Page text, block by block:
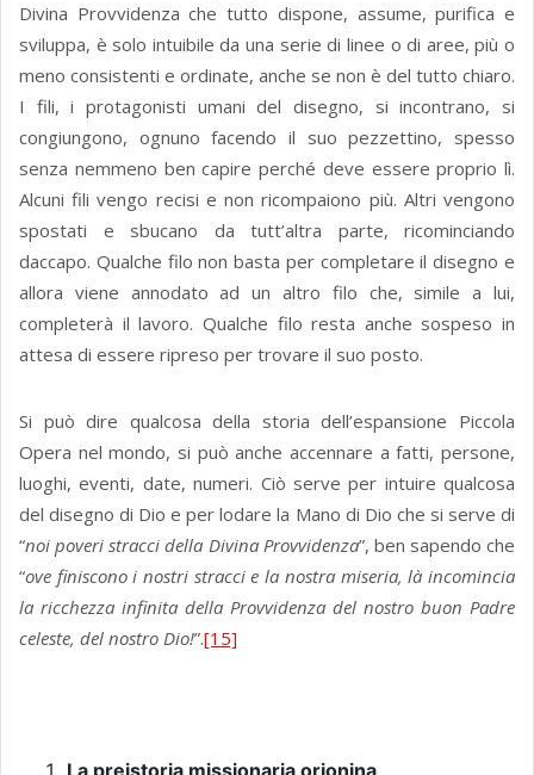
Divina Provvidenza che tutto dispone, assume, purifica e
sviluppa, è solo intuibile da una serie di linee o di aree, più o
meno consistenti e ordinate, anche se non è del tutto chiaro.
I fili, i protagonisti umani del disegno, si incontrano, si
congiungono, ognuno facendo il suo pezzettino, spesso
senza nemmeno ben capire perché deve essere proprio lì.
Alcuni fili vengo recisi e non ricompaiono più. Altri vengono
spostati e sbucano da tutt’altra parte, ricominciando
daccapo. Qualche filo non basta per completare il disegno e
allora viene annodato ad un altro filo che, simile a lui,
completerà il lavoro. Qualche filo resta anche sospeso in
attesa di essere ripreso per trovare il suo posto.
Si può dire qualcosa della storia dell’espansione Piccola
Opera nel mondo, si può anche accennare a fatti, persone,
luoghi, eventi, date, numeri. Ciò serve per intuire qualcosa
del disegno di Dio e per lodare la Mano di Dio che si serve di
“noi poveri stracci della Divina Provvidenza”, ben sapendo che
“ove finiscono i nostri stracci e la nostra miseria, là incomincia
la ricchezza infinita della Provvidenza del nostro buon Padre
celeste, del nostro Dio!”.[15]